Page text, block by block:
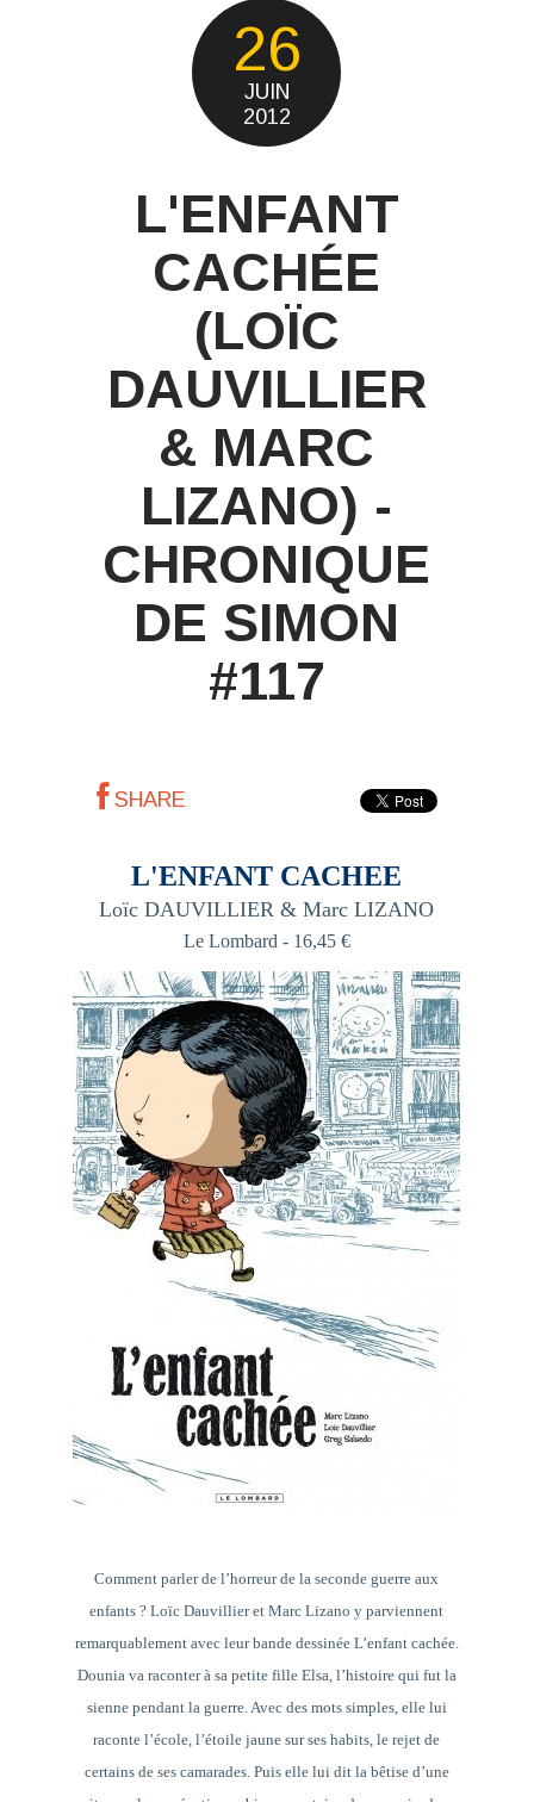
26
JUIN
2012
L'ENFANT
CACHÉE
(LOÏC
DAUVILLIER
& MARC
LIZANO) -
CHRONIQUE
DE SIMON
#117
SHARE
L'ENFANT CACHEE
Loïc DAUVILLIER & Marc LIZANO
Le Lombard - 16,45 €
Comment parler de l’horreur de la seconde guerre aux
enfants ? Loïc Dauvillier et Marc Lizano y parviennent
remarquablement avec leur bande dessinée L’enfant cachée.
Dounia va raconter à sa petite fille Elsa, l’histoire qui fut la
sienne pendant la guerre. Avec des mots simples, elle lui
raconte l’école, l’étoile jaune sur ses habits, le rejet de
certains de ses camarades. Puis elle lui dit la bêtise d’une